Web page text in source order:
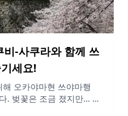
-사쿠라와 함께 쓰
세요!
오카야마현 쓰야마행
. 벚꽃은 조금 졌지만… 조